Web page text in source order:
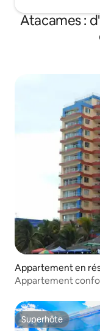
Atacames :
Appartement en
Appartement
Superhôte
Superhôte